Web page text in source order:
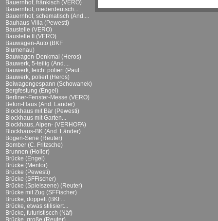
Bauernhof, fränkisch (VERO)
Bauernhof, niederdeutsch...
Bauernhof, schematisch (And....
Bauhaus-Villa (Pewesti)
Baustelle (VERO)
Baustelle II (VERO)
Bauwagen-Auto (BKF
Blumenau)
Bauwagen-Denkmal (Heros)
Bauwerk, 5-teilig (And....
Bauwerk, leicht poliert (Paul...
Bauwerk, poliert (Heros)
Beiwagengespann (Schowanek)
Bergfestung (Engel)
Berliner-Fenster-Messe (VERO)
Beton-Haus (And. Länder)
Blockhaus mit Bär (Pewesti)
Blockhaus mit Garten...
Blockhaus, Alpen- (VERHOFA)
Blockhaus-BK (And. Länder)
Bogen-Serie (Reuter)
Bomber (C. Fritzsche)
Brunnen (Holler)
Brücke (Engel)
Brücke (Mentor)
Brücke (Pewesti)
Brücke (SFFischer)
Brücke (Spielszene) (Reuter)
Brücke mit Zug (SFFischer)
Brücke, doppelt (BKF...
Brücke, etwas stilisiert...
Brücke, futuristiscch (Näf)
Brücke, große (Reuter)